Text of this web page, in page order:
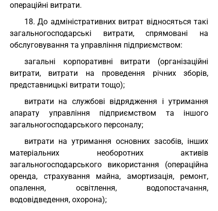
операційні витрати.
18. До адміністративних витрат відносяться такі
загальногосподарські витрати, спрямовані на
обслуговування та управління підприємством:
загальні корпоративні витрати (організаційні
витрати, витрати на проведення річних зборів,
представницькі витрати тощо);
витрати на службові відрядження і утримання
апарату управління підприємством та іншого
загальногосподарського персоналу;
витрати на утримання основних засобів, інших
матеріальних необоротних активів
загальногосподарського використання (операційна
оренда, страхування майна, амортизація, ремонт,
опалення, освітлення, водопостачання,
водовідведення, охорона);